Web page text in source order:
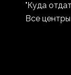
"Куда
Все